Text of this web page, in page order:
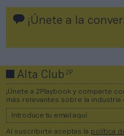
¡Únete a la
Alta Club2P
¡Únete a 2Playbook y comparte
más relevantes sobre la
Al suscribirte aceptas la política